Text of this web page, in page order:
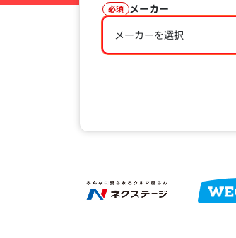
必須 メーカー
メーカーを選択